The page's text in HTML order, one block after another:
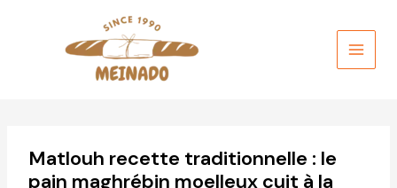
Matlouh recette traditionnelle : le
pain maghrébin moelleux cuit à la